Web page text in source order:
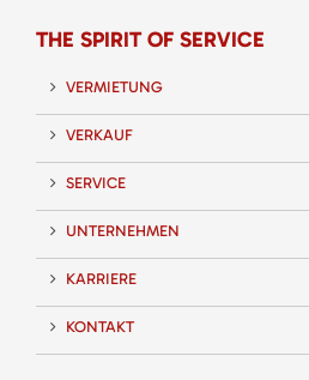
THE SPIRIT OF SERVICE
VERMIETUNG
VERKAUF
SERVICE
UNTERNEHMEN
KARRIERE
KONTAKT